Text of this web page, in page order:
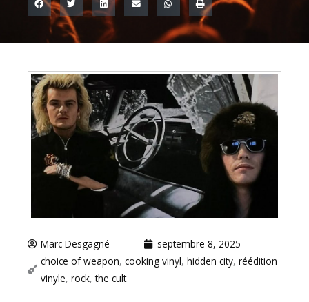
Marc Desgagné
septembre 8, 2025
choice of weapon, cooking vinyl, hidden city, réédition
vinyle, rock,the cult